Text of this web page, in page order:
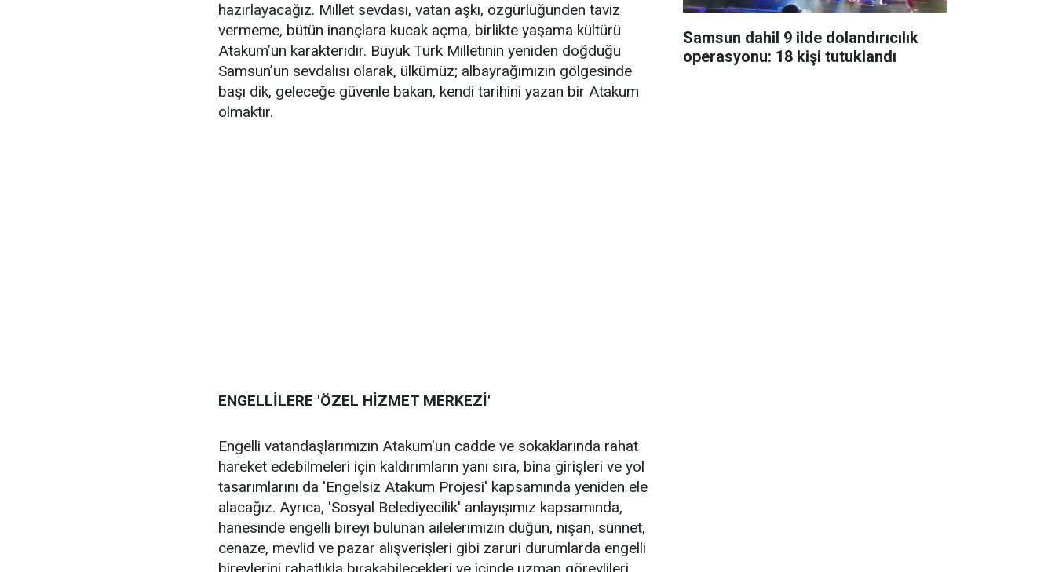
hazırlayacağız. Millet sevdası, vatan aşkı, özgürlüğünden taviz
vermeme, bütün inançlara kucak açma, birlikte yaşama kültürü
Atakum’un karakteridir. Büyük Türk Milletinin yeniden doğduğu
Samsun’un sevdalısı olarak, ülkümüz; albayrağımızın gölgesinde
başı dik, geleceğe güvenle bakan, kendi tarihini yazan bir Atakum
olmaktır.
ENGELLİLERE 'ÖZEL HİZMET MERKEZİ'
Engelli vatandaşlarımızın Atakum'un cadde ve sokaklarında rahat
hareket edebilmeleri için kaldırımların yanı sıra, bina girişleri ve yol
tasarımlarını da 'Engelsiz Atakum Projesi' kapsamında yeniden ele
alacağız. Ayrıca, 'Sosyal Belediyecilik' anlayışımız kapsamında,
hanesinde engelli bireyi bulunan ailelerimizin düğün, nişan, sünnet,
cenaze, mevlid ve pazar alışverişleri gibi zaruri durumlarda engelli
Samsun dahil 9 ilde dolandırıcılık
operasyonu: 18 kişi tutuklandı